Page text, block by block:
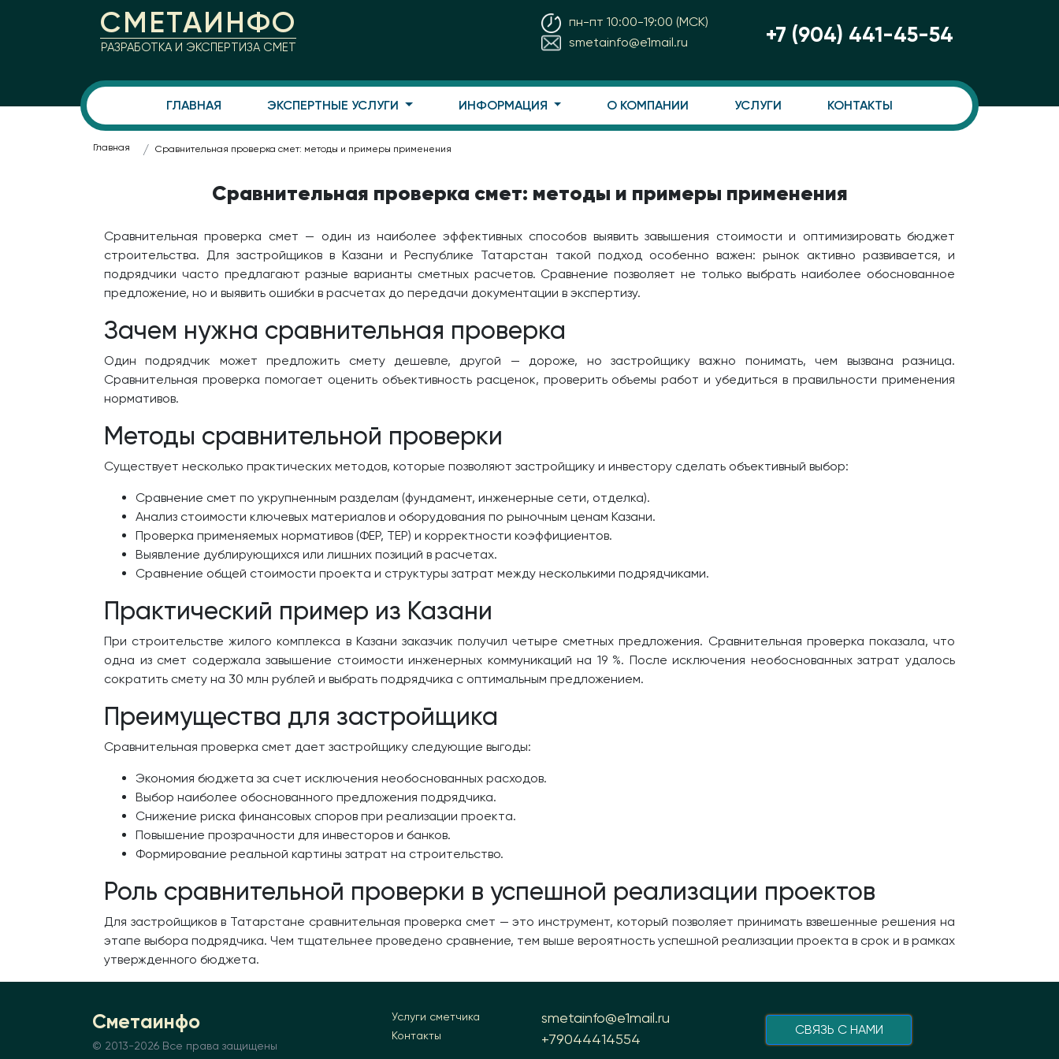
СМЕТАИНФО
РАЗРАБОТКА И ЭКСПЕРТИЗА СМЕТ
пн-пт 10:00-19:00 (МСК)
smetainfo@e1mail.ru
+7 (904) 441-45-54
ГЛАВНАЯ ЭКСПЕРТНЫЕ УСЛУГИ ИНФОРМАЦИЯ О КОМПАНИИ УСЛУГИ КОНТАКТЫ
Главная Сравнительная проверка смет: методы и примеры применения
Сравнительная проверка смет: методы и примеры применения
Сравнительная проверка смет — один из наиболее эффективных способов выявить завышения стоимости и оптимизировать бюджет
строительства. Для застройщиков в Казани и Республике Татарстан такой подход особенно важен: рынок активно развивается, и
подрядчики часто предлагают разные варианты сметных расчетов. Сравнение позволяет не только выбрать наиболее обоснованное
предложение, но и выявить ошибки в расчетах до передачи документации в экспертизу.
Зачем нужна сравнительная проверка
Один подрядчик может предложить смету дешевле, другой — дороже, но застройщику важно понимать, чем вызвана разница.
Сравнительная проверка помогает оценить объективность расценок, проверить объемы работ и убедиться в правильности применения
нормативов.
Методы сравнительной проверки
Существует несколько практических методов, которые позволяют застройщику и инвестору сделать объективный выбор:
Сравнение смет по укрупненным разделам (фундамент, инженерные сети, отделка).
Анализ стоимости ключевых материалов и оборудования по рыночным ценам Казани.
Проверка применяемых нормативов (ФЕР, ТЕР) и корректности коэффициентов.
Выявление дублирующихся или лишних позиций в расчетах.
Сравнение общей стоимости проекта и структуры затрат между несколькими подрядчиками.
Практический пример из Казани
При строительстве жилого комплекса в Казани заказчик получил четыре сметных предложения. Сравнительная проверка показала, что
одна из смет содержала завышение стоимости инженерных коммуникаций на 19 %. После исключения необоснованных затрат удалось
сократить смету на 30 млн рублей и выбрать подрядчика с оптимальным предложением.
Преимущества для застройщика
Сравнительная проверка смет дает застройщику следующие выгоды:
Экономия бюджета за счет исключения необоснованных расходов.
Выбор наиболее обоснованного предложения подрядчика.
Снижение риска финансовых споров при реализации проекта.
Повышение прозрачности для инвесторов и банков.
Формирование реальной картины затрат на строительство.
Роль сравнительной проверки в успешной реализации проектов
Для застройщиков в Татарстане сравнительная проверка смет — это инструмент, который позволяет принимать взвешенные решения на
этапе выбора подрядчика. Чем тщательнее проведено сравнение, тем выше вероятность успешной реализации проекта в срок и в рамках
утвержденного бюджета.
Сметаинфо
© 2013-2026 Все права защищены
Услуги сметчика
Контакты
smetainfo@e1mail.ru
+79044414554
CВЯЗЬ С НАМИ